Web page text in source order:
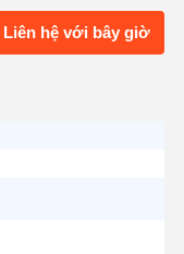
Liên hệ với bây giờ